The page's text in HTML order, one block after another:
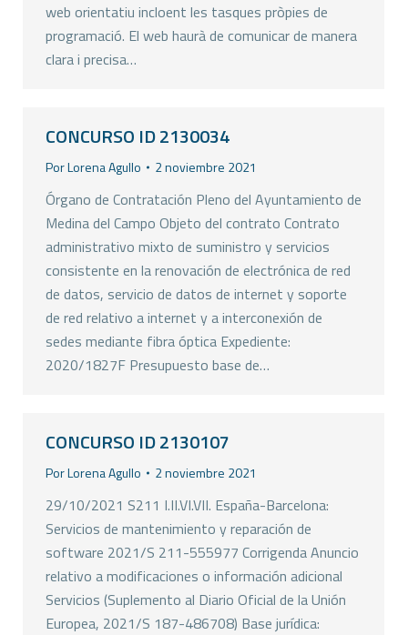
web orientatiu incloent les tasques pròpies de
programació. El web haurà de comunicar de manera
clara i precisa…
CONCURSO ID 2130034
PorLorena Agullo 2 noviembre 2021
Órgano de Contratación Pleno del Ayuntamiento de
Medina del Campo Objeto del contrato Contrato
administrativo mixto de suministro y servicios
consistente en la renovación de electrónica de red
de datos, servicio de datos de internet y soporte
de red relativo a internet y a interconexión de
sedes mediante fibra óptica Expediente:
2020/1827F Presupuesto base de…
CONCURSO ID 2130107
PorLorena Agullo 2 noviembre 2021
29/10/2021 S211 I.II.VI.VII. España-Barcelona:
Servicios de mantenimiento y reparación de
software 2021/S 211-555977 Corrigenda Anuncio
relativo a modificaciones o información adicional
Servicios (Suplemento al Diario Oficial de la Unión
Europea, 2021/S 187-486708) Base jurídica: